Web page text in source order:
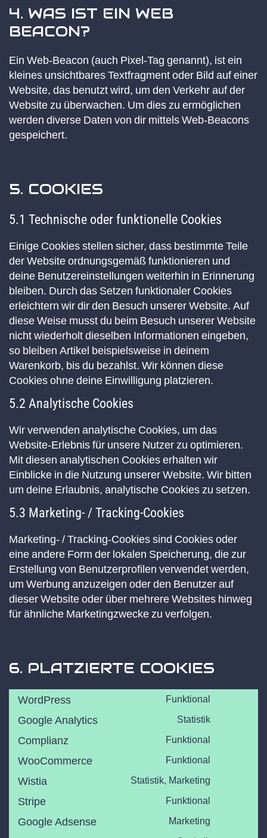
4. WAS IST EIN WEB
BEACON?
Ein Web-Beacon (auch Pixel-Tag genannt), ist ein
kleines unsichtbares Textfragment oder Bild auf einer
Website, das benutzt wird, um den Verkehr auf der
Website zu überwachen. Um dies zu ermöglichen
werden diverse Daten von dir mittels Web-Beacons
gespeichert.
5. COOKIES
5.1 Technische oder funktionelle Cookies
Einige Cookies stellen sicher, dass bestimmte Teile
der Website ordnungsgemäß funktionieren und
deine Benutzereinstellungen weiterhin in Erinnerung
bleiben. Durch das Setzen funktionaler Cookies
erleichtern wir dir den Besuch unserer Website. Auf
diese Weise musst du beim Besuch unserer Website
nicht wiederholt dieselben Informationen eingeben,
so bleiben Artikel beispielsweise in deinem
Warenkorb, bis du bezahlst. Wir können diese
Cookies ohne deine Einwilligung platzieren.
5.2 Analytische Cookies
Wir verwenden analytische Cookies, um das
Website-Erlebnis für unsere Nutzer zu optimieren.
Mit diesen analytischen Cookies erhalten wir
Einblicke in die Nutzung unserer Website. Wir bitten
um deine Erlaubnis, analytische Cookies zu setzen.
5.3 Marketing- / Tracking-Cookies
Marketing- / Tracking-Cookies sind Cookies oder
eine andere Form der lokalen Speicherung, die zur
Erstellung von Benutzerprofilen verwendet werden,
um Werbung anzuzeigen oder den Benutzer auf
dieser Website oder über mehrere Websites hinweg
für ähnliche Marketingzwecke zu verfolgen.
6. PLATZIERTE COOKIES
WordPress Funktional
Google Analytics Statistik
Complianz Funktional
WooCommerce Funktional
Wistia Statistik, Marketing
Stripe Funktional
Google Adsense Marketing